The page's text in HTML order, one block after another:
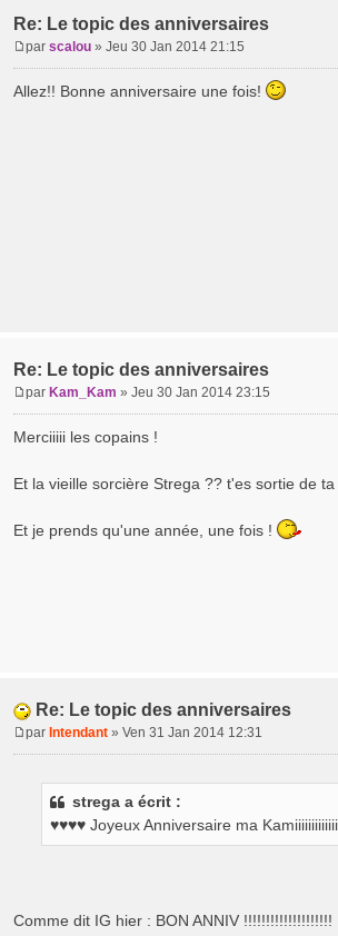
Re: Le topic des anniversaires
s
par scalou » Jeu 30 Jan 2014 21:15
Allez!! Bonne anniversaire une fois!
Re: Le topic des anniversaires
s
a
e
par Kam_Kam » Jeu 30 Jan 2014 23:15
Merciiiii les copains !
Et la vieille sorcière Strega ?? t'es sortie de
Et je prends qu'une année, une fois !
Re: Le topic des anniversaires
par Intendant » Ven 31 Jan 2014 12:31
strega a écrit :
♥♥♥♥ Joyeux Anniversaire ma
Comme dit IG hier : BON ANNIV !!!!!!!!!!!!!!!!!!!!